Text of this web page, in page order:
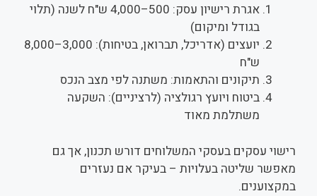
אגרת רישיון עסק: 500–4,000 ש"ח לשנה (תלוי
בגודל ומיקום)
יועצים (אדריכל, תברואן, בטיחות): 3,000–8,000
ש"ח
תיקונים והתאמות: משתנה לפי מצב הנכס
ביטוח ויועץ רגולציה (לרציניים): השקעה
משתלמת מאוד
רישוי עסקים בעסקי המשלוחים דורש תכנון, אך גם
מאפשר שליטה בעלויות – בעיקר אם נעזרים
במקצוענים.